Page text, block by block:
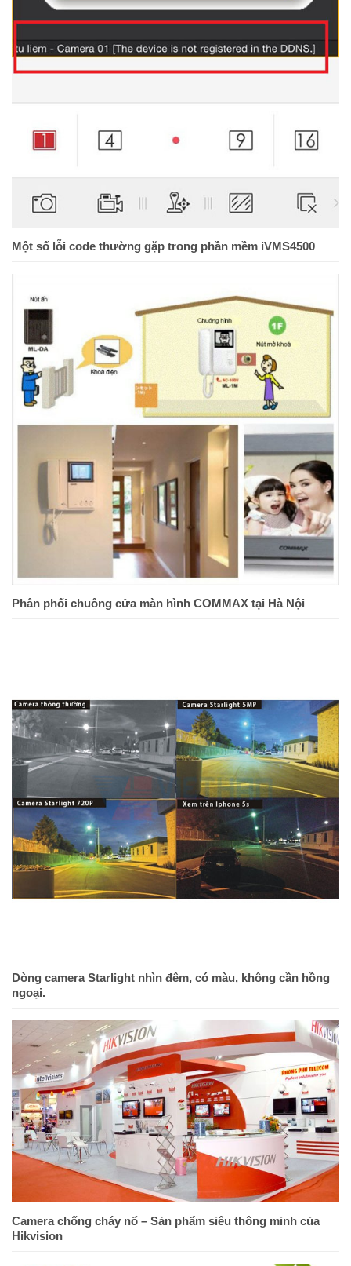
Một số lỗi code thường gặp trong phần mềm iVMS4500
Phân phối chuông cửa màn hình COMMAX tại Hà Nội
Dòng camera Starlight nhìn đêm, có màu, không cần hồng
ngoại.
Camera chống cháy nổ – Sản phẩm siêu thông minh của
Hikvision